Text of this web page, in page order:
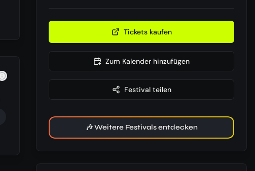
Tickets kaufen
Zum Kalender hinzufügen
Festival teilen
🎶 Weitere Festivals entdecken